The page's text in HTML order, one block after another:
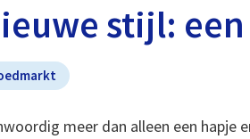
stijl:
meer dan alleen een hapje